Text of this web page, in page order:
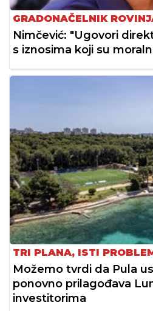
GRADONAČELNIK
Nimčević: "Ugovori
s iznosima koji su
TRI PLANA, ISTI
Možemo tvrdi da Pula
ponovno prilagođava
investitorima